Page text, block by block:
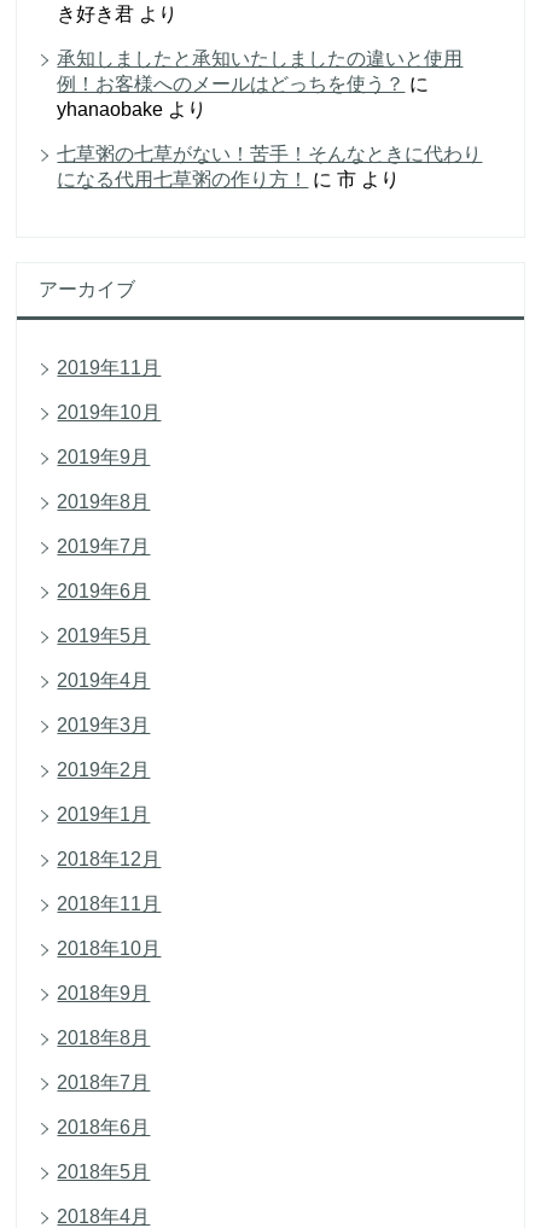
き好き君 より
承知しましたと承知いたしましたの違いと使用
例！お客様へのメールはどっちを使う？ に
yhanaobake より
七草粥の七草がない！苦手！そんなときに代わり
になる代用七草粥の作り方！
に市 より
アーカイブ
2019年11月
2019年10月
2019年9月
2019年8月
2019年7月
2019年6月
2019年5月
2019年4月
2019年3月
2019年2月
2019年1月
2018年12月
2018年11月
2018年10月
2018年9月
2018年8月
2018年7月
2018年6月
2018年5月
2018年4月